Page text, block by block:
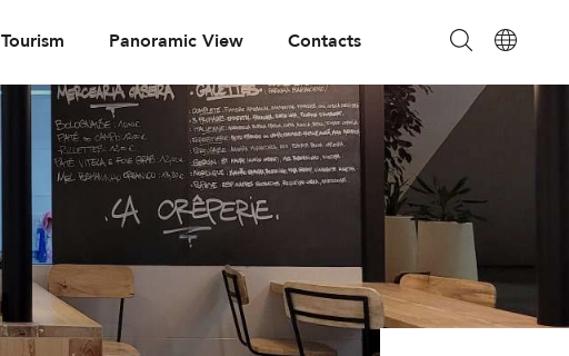
Tourism Panoramic View Contacts